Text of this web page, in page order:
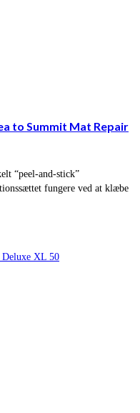
to Summit Mat Repair
“peel-and-stick”
fungere ved at klæbe